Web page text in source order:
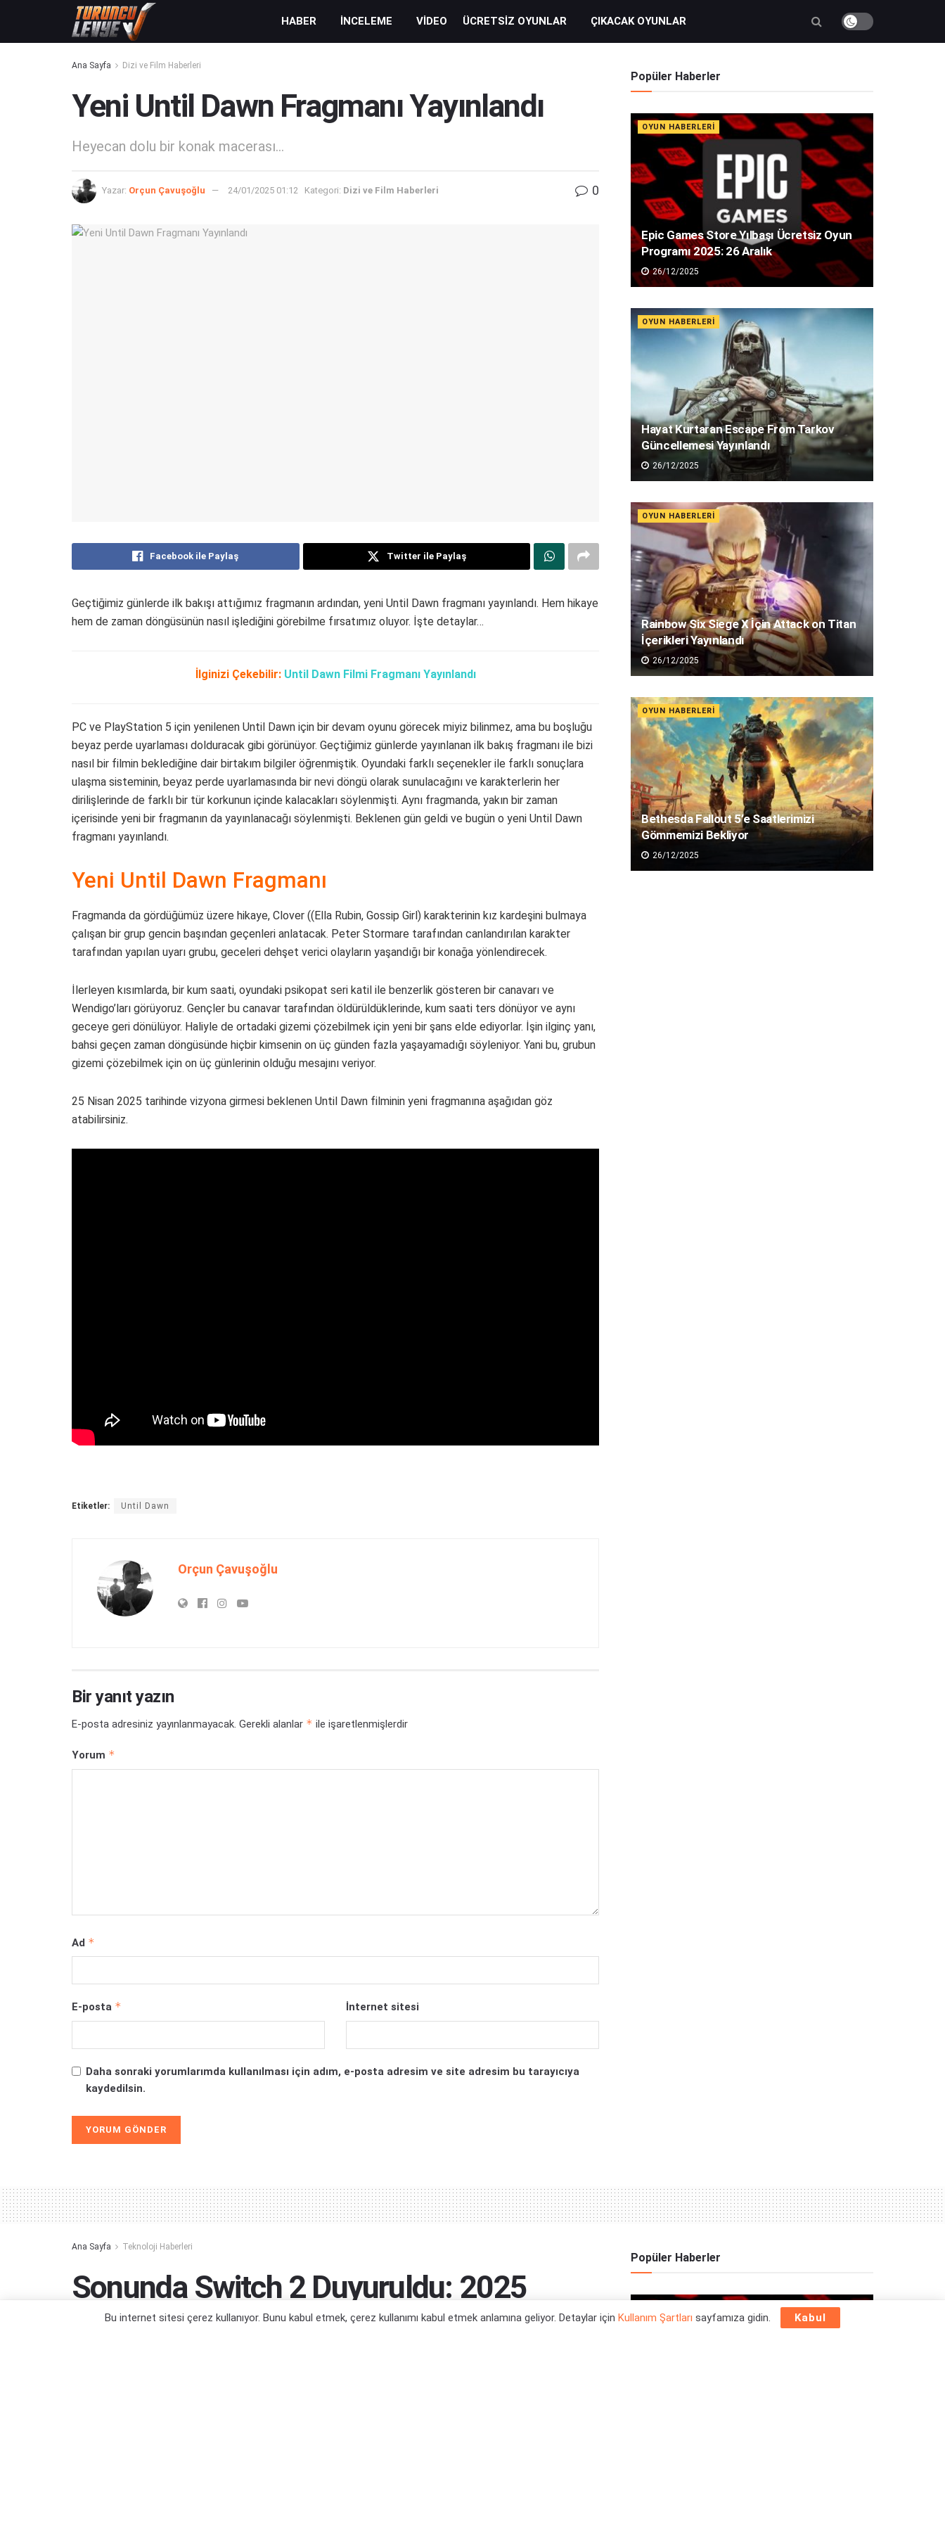
HABER İNCELEME VIDEO ÜCRETSIZ OYUNLAR ÇIKACAK OYUNLAR
Ana Sayfa Dizi ve Film Haberleri
Yeni Until Dawn Fragmanı Yayınlandı
Heyecan dolu bir konak macerası...
Yazar: Orçun Çavuşoğlu 24/01/2025 01:12 Kategori: Dizi ve Film Haberleri 0
Facebook ile Paylaş Twitter ile Paylaş
Geçtiğimiz günlerde ilk bakışı attığımız fragmanın ardından, yeni Until Dawn fragmanı yayınlandı. Hem hikaye
hem de zaman döngüsünün nasıl işlediğini görebilme fırsatımız oluyor. İşte detaylar…
İlginizi Çekebilir: Until Dawn Filmi Fragmanı Yayınlandı
PC ve PlayStation 5 için yenilenen Until Dawn için bir devam oyunu görecek miyiz bilinmez, ama bu boşluğu
beyaz perde uyarlaması dolduracak gibi görünüyor. Geçtiğimiz günlerde yayınlanan ilk bakış fragmanı ile bizi
nasıl bir filmin beklediğine dair birtakım bilgiler öğrenmiştik. Oyundaki farklı seçenekler ile farklı sonuçlara
ulaşma sisteminin, beyaz perde uyarlamasında bir nevi döngü olarak sunulacağını ve karakterlerin her
dirilişlerinde de farklı bir tür korkunun içinde kalacakları söylenmişti. Aynı fragmanda, yakın bir zaman
içerisinde yeni bir fragmanın da yayınlanacağı söylenmişti. Beklenen gün geldi ve bugün o yeni Until Dawn
fragmanı yayınlandı.
Yeni Until Dawn Fragmanı
Fragmanda da gördüğümüz üzere hikaye, Clover ((Ella Rubin, Gossip Girl) karakterinin kız kardeşini bulmaya
çalışan bir grup gencin başından geçenleri anlatacak. Peter Stormare tarafından canlandırılan karakter
tarafından yapılan uyarı grubu, geceleri dehşet verici olayların yaşandığı bir konağa yönlendirecek.
İlerleyen kısımlarda, bir kum saati, oyundaki psikopat seri katil ile benzerlik gösteren bir canavarı ve
Wendigo’ları görüyoruz. Gençler bu canavar tarafından öldürüldüklerinde, kum saati ters dönüyor ve aynı
geceye geri dönülüyor. Haliyle de ortadaki gizemi çözebilmek için yeni bir şans elde ediyorlar. İşin ilginç yanı,
bahsi geçen zaman döngüsünde hiçbir kimsenin on üç günden fazla yaşayamadığı söyleniyor. Yani bu, grubun
gizemi çözebilmek için on üç günlerinin olduğu mesajını veriyor.
25 Nisan 2025 tarihinde vizyona girmesi beklenen Until Dawn filminin yeni fragmanına aşağıdan göz
atabilirsiniz.
Etiketler: Until Dawn
Orçun Çavuşoğlu
Bir yanıt yazın
E-posta adresiniz yayınlanmayacak. Gerekli alanlar * ile işaretlenmişlerdir
Yorum *
Ad *
E-posta * İnternet sitesi
Daha sonraki yorumlarımda kullanılması için adım, e-posta adresim ve site adresim bu tarayıcıya
kaydedilsin.
Popüler Haberler
OYUN HABERLERI
Epic Games Store Yılbaşı Ücretsiz Oyun
Programı 2025: 26 Aralık
26/12/2025
OYUN HABERLERI
Hayat Kurtaran Escape From Tarkov
Güncellemesi Yayınlandı
26/12/2025
OYUN HABERLERI
Rainbow Six Siege X İçin Attack on Titan
İçerikleri Yayınlandı
26/12/2025
OYUN HABERLERI
Bethesda Fallout 5’e Saatlerimizi
Gömmemizi Bekliyor
26/12/2025
Ana Sayfa Teknoloji Haberleri
Sonunda Switch 2 Duyuruldu: 2025
Yılında Geliyor!
Popüler Haberler
Bu internet sitesi çerez kullanıyor. Bunu kabul etmek, çerez kullanımı kabul etmek anlamına geliyor. Detaylar için Kullanım Şartları sayfamıza gidin. Kabul